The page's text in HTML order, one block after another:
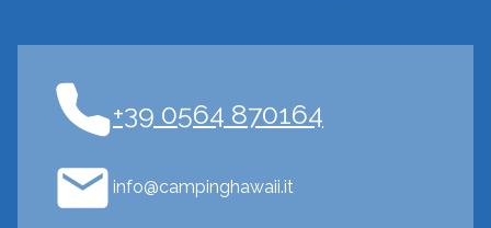
+39 0564 870164
info@campinghawaii.it